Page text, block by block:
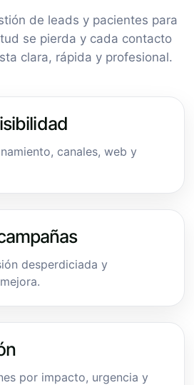
de leads y pacientes para
se pierda y cada contacto
clara, rápida y profesional.
canales, web y
desperdiciada y
por impacto, urgencia y